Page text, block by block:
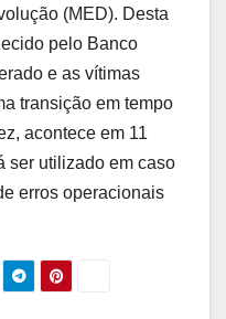
(MED). Desta
pelo Banco
e as vítimas
transição em tempo
acontece em 11
ser utilizado em caso
erros operacionais